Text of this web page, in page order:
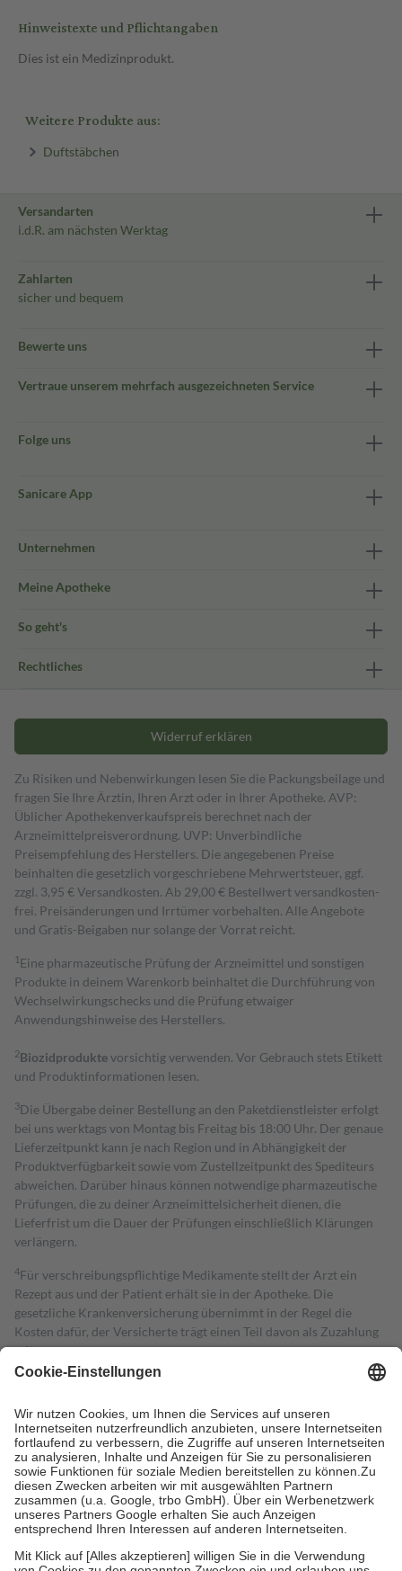
Hinweistexte und Pflichtangaben
Dies ist ein Medizinprodukt.
Weitere Produkte aus:
Duftstäbchen
Versandarten
i.d.R. am nächsten Werktag
Zahlarten
sicher und bequem
Bewerte uns
Vertraue unserem mehrfach ausgezeichneten Service
Folge uns
Sanicare App
Unternehmen
Meine Apotheke
So geht's
Rechtliches
Widerruf erklären
Zu Risiken und Nebenwirkungen lesen Sie die Packungsbeilage und
fragen Sie Ihre Ärztin, Ihren Arzt oder in Ihrer Apotheke. AVP:
Üblicher Apothekenverkaufspreis berechnet nach der
Arzneimittelpreisverordnung. UVP: Unverbindliche
Preisempfehlung des Herstellers. Die angegebenen Preise
beinhalten die gesetzlich vorgeschriebene Mehrwertsteuer, ggf.
zzgl. 3,95 € Versandkosten. Ab 29,00 € Bestell­wert versand­kosten­
frei. Preisänderungen und Irrtümer vorbehalten. Alle Angebote
und Gratis-Beigaben nur solange der Vorrat reicht.
1 Eine pharmazeutische Prüfung der Arzneimittel und sonstigen
Produkte in deinem Warenkorb beinhaltet die Durchführung von
Wechselwirkungschecks und die Prüfung etwaiger
Anwendungshinweise des Herstellers.
2Biozidproduktevorsichtig verwenden. Vor Gebrauch stets Etikett
und Produktinformationen lesen.
3Die Übergabe deiner Bestellung an den Paketdienstleister erfolgt
bei uns werktags von Montag bis Freitag bis 18:00 Uhr. Der genaue
Lieferzeitpunkt kann je nach Region und in Abhängigkeit der
Produktverfügbarkeit sowie vom Zustellzeitpunkt des Spediteurs
abweichen. Darüber hinaus können notwendige pharmazeutische
Prüfungen, die zu deiner Arzneimittelsicherheit dienen, die
Lieferfrist um die Dauer der Prüfungen einschließlich Klärungen
verlängern.
4Für verschreibungspflichtige Medikamente stellt der Arzt ein
Rezept aus und der Patient erhält sie in der Apotheke. Die
gesetzliche Krankenversicherung übernimmt in der Regel die
Kosten dafür, der Versicherte trägt einen Teil davon als Zuzahlung
mit.
Grundsätzlich leisten Mitglieder Zuzahlungen in Höhe von zehn
höchstens zehn Euro.
Es sind jedoch nie mehr als die tatsächlichen
Kosten der Leistung zu entrichten.
Diese Regeln gelten grundsätzlich auch für Online-Apotheken.
Bei Heilmitteln und häuslicher Krankenpflege beträgt die
Zuzahlung zehn Prozent der Kosten sowie zehn Euro je
Verordnung.
Um das Engagement der Versicherten für ihre eigene Gesundheit zu
stärken und die besondere Stellung der Familie zu unterstützen,
fallenkeine Zuzahlungenan bei: